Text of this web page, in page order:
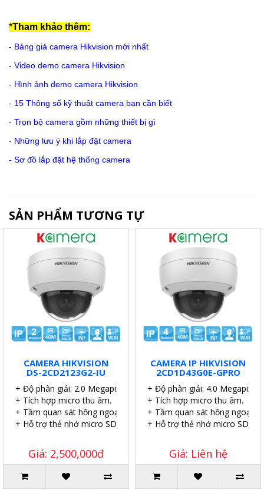
*Tham khảo thêm:
- Bảng giá camera Hikvision mới nhất
- Video demo camera Hikvision
- Hình ảnh demo camera Hikvision
- 15 Thông số kỹ thuật camera bạn cần biết
- Trọn bộ camera gồm những thiết bị gì
- Những lưu ý khi lắp đặt camera
- Sơ đồ lắp đặt hệ thống camera
SẢN PHẨM TƯƠNG TỰ
CAMERA HIKVISION
DS-2CD2123G2-IU
+ Độ phân giải: 2.0 Megapixel.
+ Tích hợp micro thu âm.
+ Tầm quan sát hồng ngoại: 40 mét.
+ Hỗ trợ thẻ nhớ micro SD 256GB.
Giá: 2,500,000đ
CAMERA IP HIKVISION
2CD1D43G0E-GPRO
+ Độ phân giải: 4.0 Megapixel.
+ Tích hợp micro thu âm.
+ Tầm quan sát hồng ngoại:
+ Hỗ trợ thẻ nhớ micro SD
Giá: Liên hệ